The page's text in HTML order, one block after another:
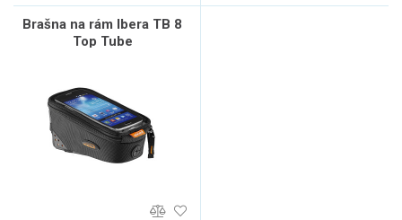
Brašna na rám Ibera TB 8
Top Tube